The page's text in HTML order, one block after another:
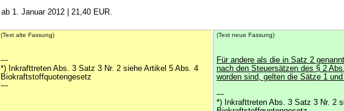
ab 1. Januar 2012 | 21,40 EUR.
(Text alte Fassung)
---
*) Inkrafttreten Abs. 3 Satz 3 Nr. 2 siehe Artikel 5 Abs. 4
Biokraftstoffquotengesetz
---
(Text neue Fassung)
Für andere als die in Satz 2
nach den Steuersätzen des § 2
worden sind, gelten die Sätze 1
---
*) Inkrafttreten Abs. 3 Satz 3 Nr. 2